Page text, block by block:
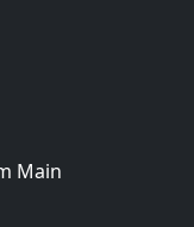
Main